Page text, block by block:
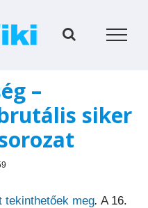
–
siker
tekinthetőek meg. A 16.